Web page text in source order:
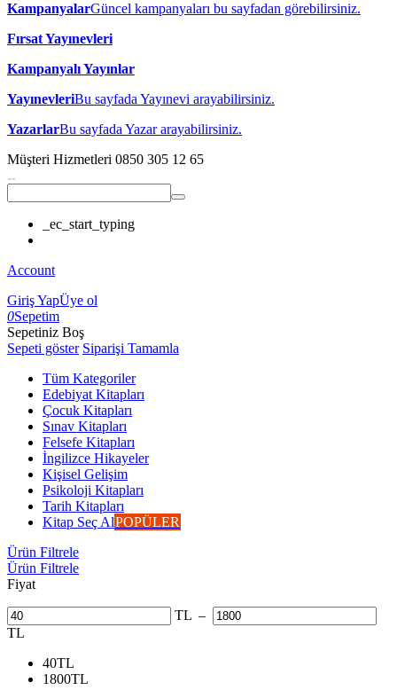
KampanyalarGüncel kampanyaları bu sayfadan görebilirsiniz.
Fırsat Yayınevleri
Kampanyalı Yayınlar
YayınevleriBu sayfada Yayınevi arayabilirsiniz.
YazarlarBu sayfada Yazar arayabilirsiniz.
Müşteri Hizmetleri 0850 305 12 65
_ec_start_typing
Account
Giriş YapÜye ol
0Sepetim
Sepetiniz Boş
Sepeti göster Siparişi Tamamla
Tüm Kategoriler
Edebiyat Kitapları
Çocuk Kitapları
Sınav Kitapları
Felsefe Kitapları
İngilizce Hikayeler
Kişisel Gelişim
Psikoloji Kitapları
Tarih Kitapları
Kitap Seç AlPOPÜLER
Ürün Filtrele
Ürün Filtrele
Fiyat
TL –
TL
40TL
1800TL